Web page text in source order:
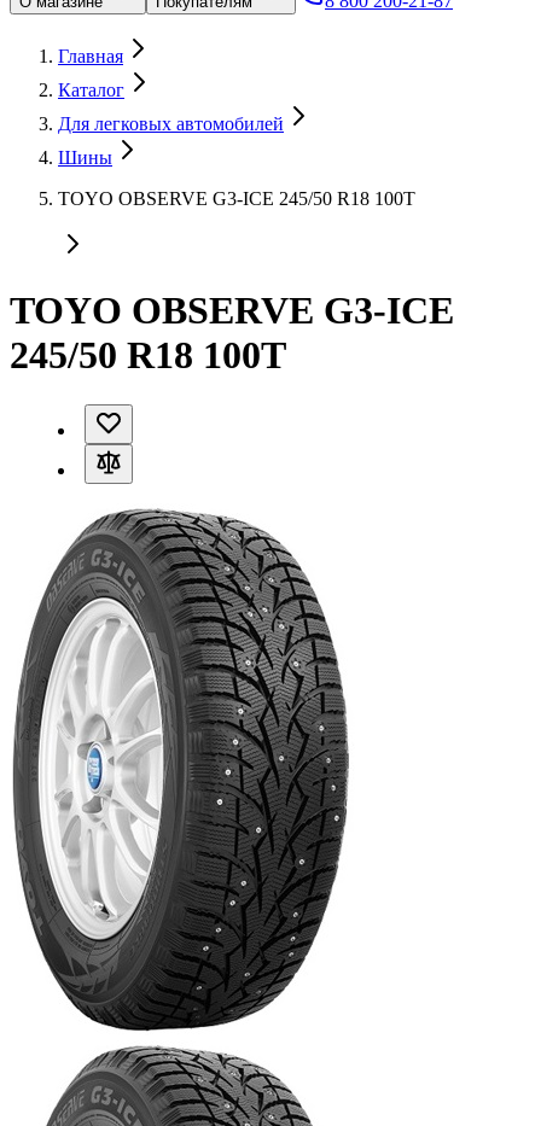
Главная
Каталог
Для легковых автомобилей
Шины
TOYO OBSERVE G3-ICE 245/50 R18 100T
TOYO OBSERVE G3-ICE
245/50 R18 100T